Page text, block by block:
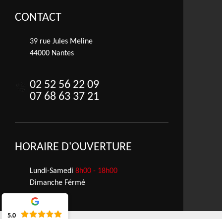
CONTACT
39 rue Jules Meline
44000 Nantes
02 52 56 22 09
07 68 63 37 21
HORAIRE D'OUVERTURE
Lundi-Samedi 8h00 - 18h00
Dimanche Férmé
5.0